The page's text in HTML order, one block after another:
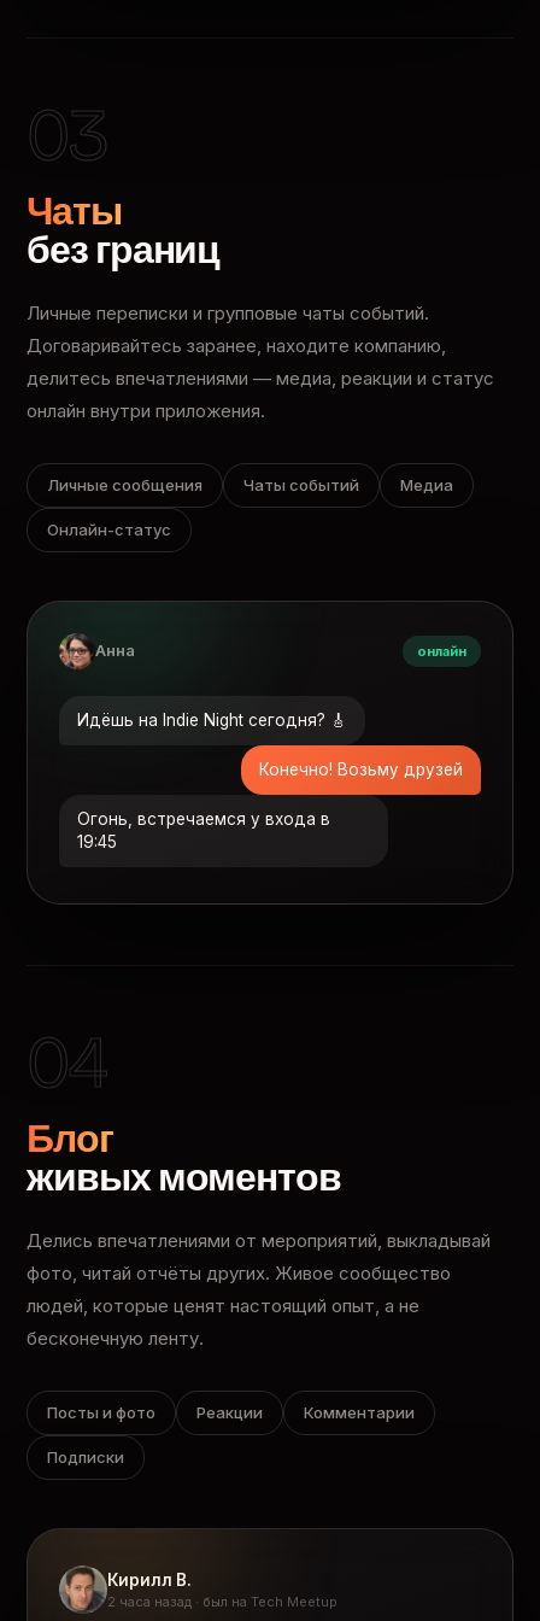
03
Чаты
без границ
Личные переписки и групповые чаты событий.
Договаривайтесь заранее, находите компанию,
делитесь впечатлениями — медиа, реакции и статус
онлайн внутри приложения.
Личные сообщения Чаты событий Медиа
Онлайн-статус
Анна онлайн
Идёшь на Indie Night сегодня? 🎸
Конечно! Возьму друзей
Огонь, встречаемся у входа в
19:45
04
Блог
живых моментов
Делись впечатлениями от мероприятий, выкладывай
фото, читай отчёты других. Живое сообщество
людей, которые ценят настоящий опыт, а не
бесконечную ленту.
Посты и фото Реакции Комментарии
Подписки
Кирилл В.
2 часа назад · был на Tech Meetup